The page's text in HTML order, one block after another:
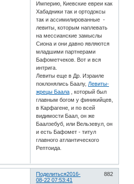
Империю, Киевские евреи как
Хабадники так и ортодоксы
так и ассимилированные -
левиты, которым наплевать
на мессианские замыслы
Сиона и они давно являются
младшими партнерами
Бафометчеков. Вот и вся
интрига.
Левиты еще в Др. Израиле
поклонялись Баалу, Левиты-
жрецы Баала , который был
главным богом у финикийцев,
в Карфагене, и по всей
видимости Баал, он же
Баалзебуб, или Вельзевул, он
и есть Бафомет - титул
главного атлантического
Рептоида.
Поделиться 882
2016-
08-22 07:53:41